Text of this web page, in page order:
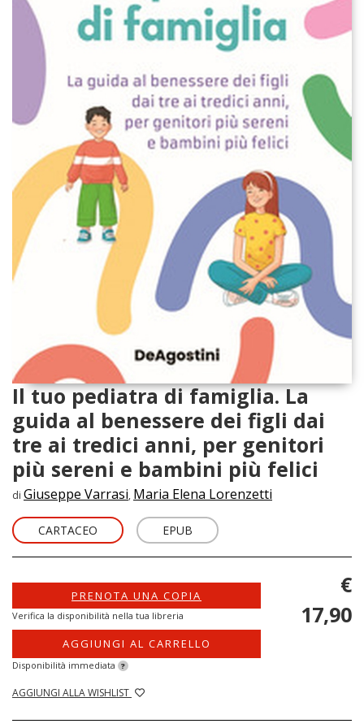
Il tuo pediatra di famiglia. La
guida al benessere dei figli dai
tre ai tredici anni, per genitori
più sereni e bambini più felici
di Giuseppe Varrasi, Maria Elena Lorenzetti
CARTACEO EPUB
PRENOTA UNA COPIA
Verifica la disponibilità nella tua libreria
AGGIUNGI AL CARRELLO
Disponibilità immediata ?
AGGIUNGI ALLA WISHLIST
€
17,90